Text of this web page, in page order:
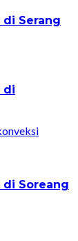
di Serang
di
di Soreang